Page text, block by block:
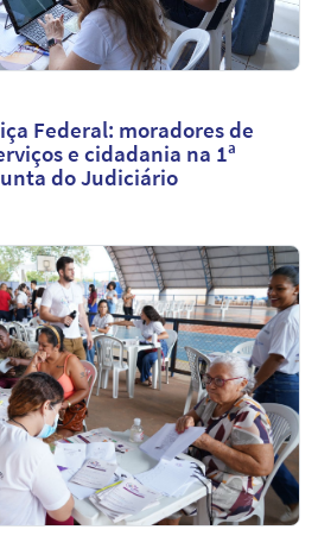
Federal: moradores de
e cidadania na 1ª
do Judiciário